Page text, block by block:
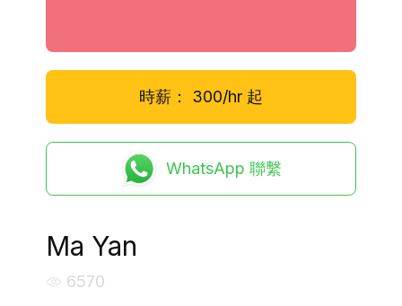
時薪： 300/hr 起
WhatsApp 聯繫
Ma Yan
6570